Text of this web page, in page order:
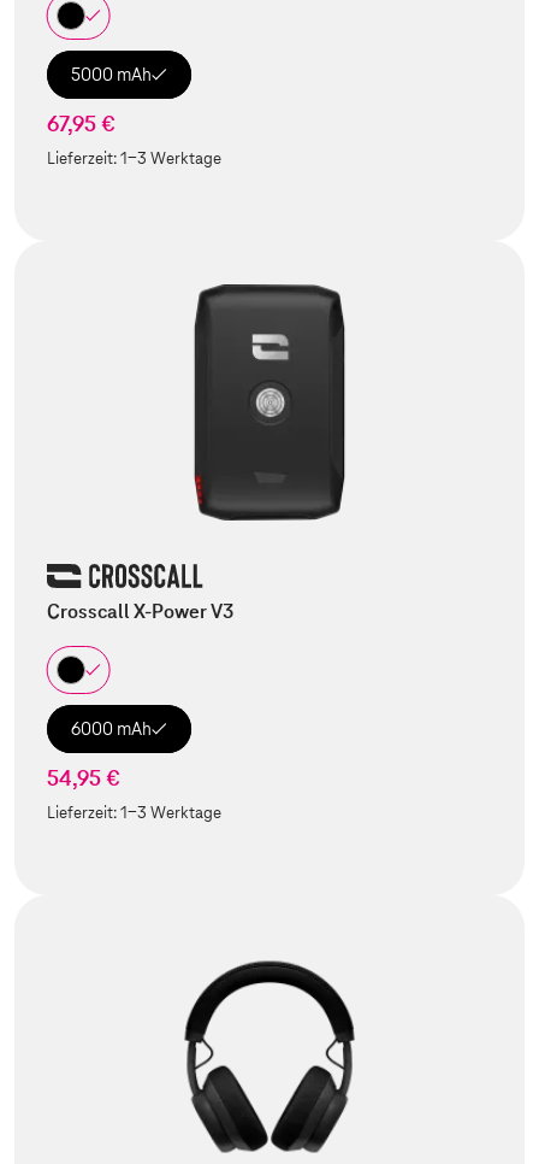
5000 mAh
67,95 €
Lieferzeit:1-3 Werktage
Crosscall X-Power V3
6000 mAh
54,95 €
Lieferzeit:1-3 Werktage